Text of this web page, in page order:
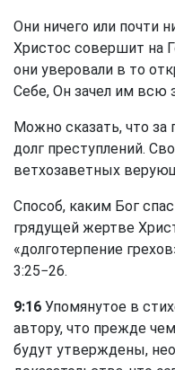
Они ничего или почти
Христос совершит на
они уверовали в то
Себе, Он зачел им всю
Можно сказать, что за
долг преступлений.
ветхозаветных
Способ, каким Бог
грядущей жертве
«долготерпение
3:25−26.
9:16 Упомянутое в
автору, что прежде
будут утверждены,